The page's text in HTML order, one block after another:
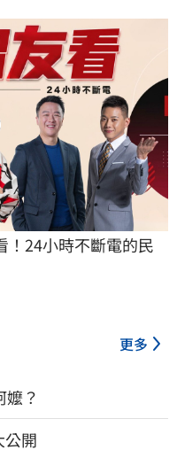
！24小時不斷電的民
更多
？
公開